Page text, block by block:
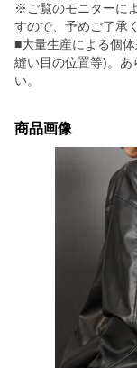
※ご覧のモニターに
すので、予めご了承
■大量生産による個
縫い目の位置等)。あ
い。
商品画像